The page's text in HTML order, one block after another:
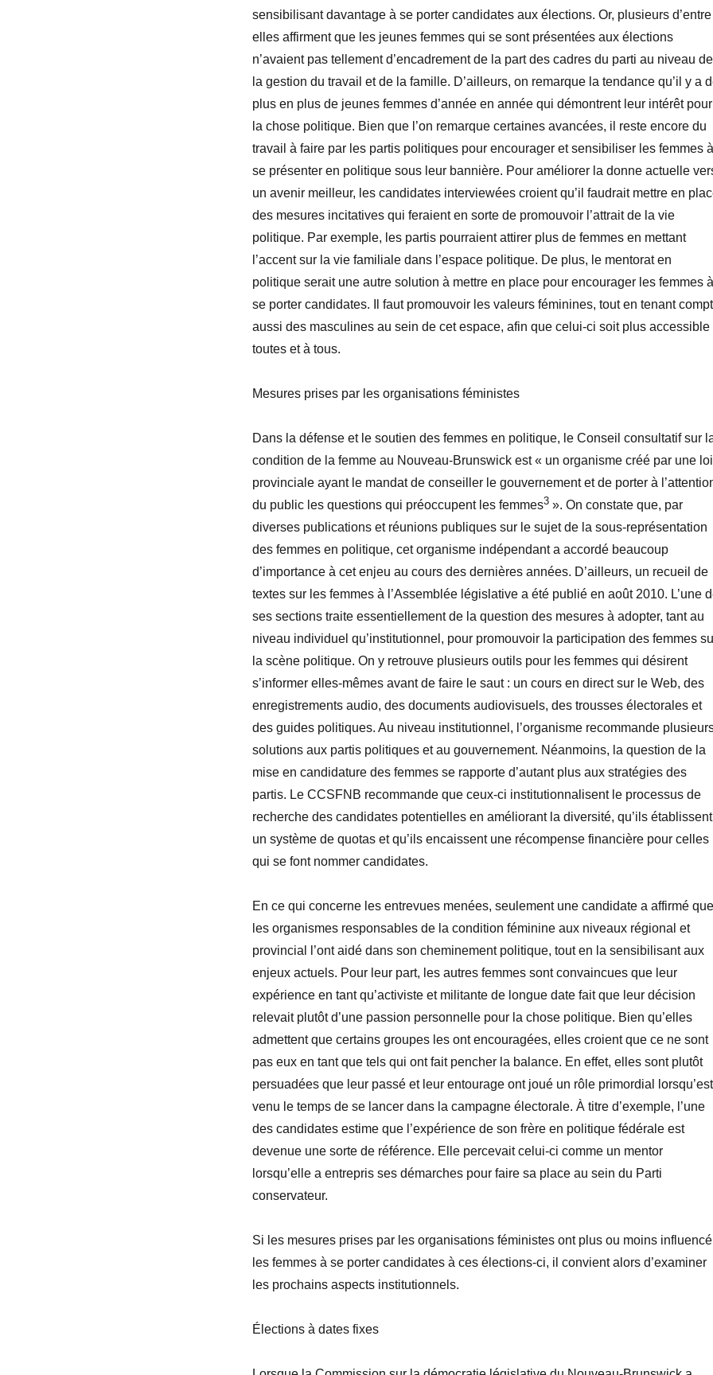
sensibilisant davantage à se porter candidates aux élections. Or, plusieurs d’entre
elles affirment que les jeunes femmes qui se sont présentées aux élections
n’avaient pas tellement d’encadrement de la part des cadres du parti au niveau de
la gestion du travail et de la famille. D’ailleurs, on remarque la tendance qu’il y a
plus en plus de jeunes femmes d’année en année qui démontrent leur intérêt pour
la chose politique. Bien que l’on remarque certaines avancées, il reste encore du
travail à faire par les partis politiques pour encourager et sensibiliser les femmes à
se présenter en politique sous leur bannière. Pour améliorer la donne actuelle
un avenir meilleur, les candidates interviewées croient qu’il faudrait mettre en
des mesures incitatives qui feraient en sorte de promouvoir l’attrait de la vie
politique. Par exemple, les partis pourraient attirer plus de femmes en mettant
l’accent sur la vie familiale dans l’espace politique. De plus, le mentorat en
politique serait une autre solution à mettre en place pour encourager les femmes à
se porter candidates. Il faut promouvoir les valeurs féminines, tout en tenant
aussi des masculines au sein de cet espace, afin que celui-ci soit plus accessible
toutes et à tous.
Mesures prises par les organisations féministes
Dans la défense et le soutien des femmes en politique, le Conseil consultatif sur
condition de la femme au Nouveau-Brunswick est « un organisme créé par une loi
provinciale ayant le mandat de conseiller le gouvernement et de porter à
du public les questions qui préoccupent les femmes3». On constate que, par
diverses publications et réunions publiques sur le sujet de la sous-représentation
des femmes en politique, cet organisme indépendant a accordé beaucoup
d’importance à cet enjeu au cours des dernières années. D’ailleurs, un recueil de
textes sur les femmes à l’Assemblée législative a été publié en août 2010. L’une
ses sections traite essentiellement de la question des mesures à adopter, tant au
niveau individuel qu’institutionnel, pour promouvoir la participation des femmes
la scène politique. On y retrouve plusieurs outils pour les femmes qui désirent
s’informer elles-mêmes avant de faire le saut : un cours en direct sur le Web, des
enregistrements audio, des documents audiovisuels, des trousses électorales et
des guides politiques. Au niveau institutionnel, l’organisme recommande
solutions aux partis politiques et au gouvernement. Néanmoins, la question de la
mise en candidature des femmes se rapporte d’autant plus aux stratégies des
partis. Le CCSFNB recommande que ceux-ci institutionnalisent le processus de
recherche des candidates potentielles en améliorant la diversité, qu’ils établissent
un système de quotas et qu’ils encaissent une récompense financière pour celles
qui se font nommer candidates.
En ce qui concerne les entrevues menées, seulement une candidate a affirmé que
les organismes responsables de la condition féminine aux niveaux régional et
provincial l’ont aidé dans son cheminement politique, tout en la sensibilisant aux
enjeux actuels. Pour leur part, les autres femmes sont convaincues que leur
expérience en tant qu’activiste et militante de longue date fait que leur décision
relevait plutôt d’une passion personnelle pour la chose politique. Bien qu’elles
admettent que certains groupes les ont encouragées, elles croient que ce ne sont
pas eux en tant que tels qui ont fait pencher la balance. En effet, elles sont plutôt
persuadées que leur passé et leur entourage ont joué un rôle primordial lorsqu’est
venu le temps de se lancer dans la campagne électorale. À titre d’exemple, l’une
des candidates estime que l’expérience de son frère en politique fédérale est
devenue une sorte de référence. Elle percevait celui-ci comme un mentor
lorsqu’elle a entrepris ses démarches pour faire sa place au sein du Parti
conservateur.
Si les mesures prises par les organisations féministes ont plus ou moins influencé
les femmes à se porter candidates à ces élections-ci, il convient alors d’examiner
les prochains aspects institutionnels.
Élections à dates fixes